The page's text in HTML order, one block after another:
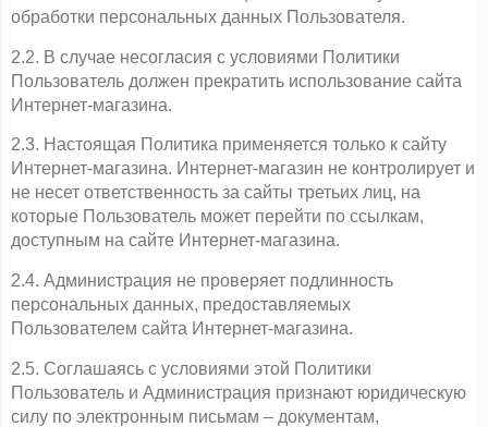
обработки персональных данных Пользователя.
2.2. В случае несогласия с условиями Политики
Пользователь должен прекратить использование сайта
Интернет-магазина.
2.3. Настоящая Политика применяется только к сайту
Интернет-магазина. Интернет-магазин не контролирует и
не несет ответственность за сайты третьих лиц, на
которые Пользователь может перейти по ссылкам,
доступным на сайте Интернет-магазина.
2.4. Администрация не проверяет подлинность
персональных данных, предоставляемых
Пользователем сайта Интернет-магазина.
2.5. Соглашаясь с условиями этой Политики
Пользователь и Администрация признают юридическую
силу по электронным письмам – документам,